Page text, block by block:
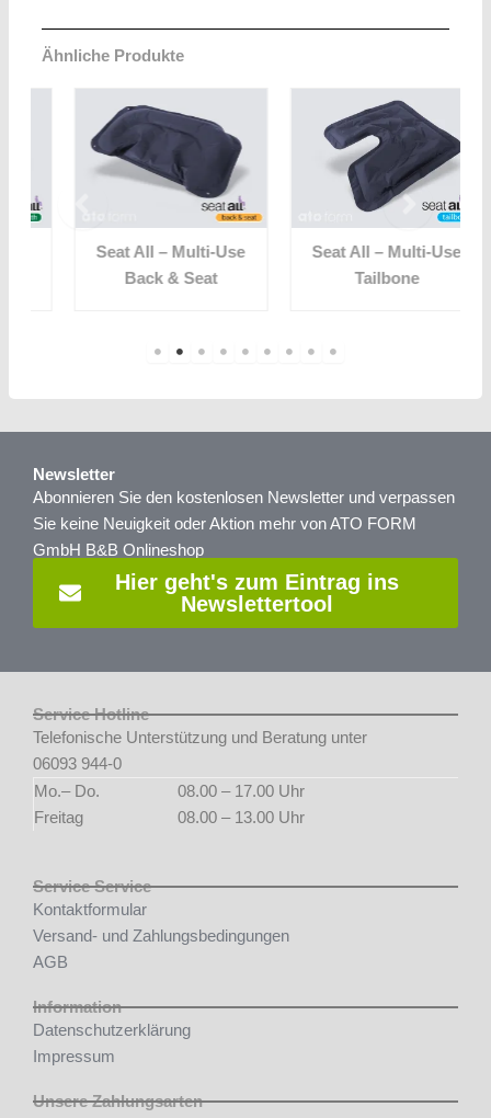
Ähnliche Produkte
Seat All – Multi-Use
Back & Seat
Seat All – Multi-Use
Tailbone
Newsletter
Abonnieren Sie den kostenlosen Newsletter und verpassen
Sie keine Neuigkeit oder Aktion mehr von ATO FORM
GmbH B&B Onlineshop
Hier geht's zum Eintrag ins
Newslettertool
Service Hotline
Telefonische Unterstützung und Beratung unter
06093 944-0
Mo.– Do.
08.00 – 17.00 Uhr
Freitag
08.00 – 13.00 Uhr
Service Service
Kontaktformular
Versand- und Zahlungsbedingungen
AGB
Information
Datenschutzerklärung
Impressum
Unsere Zahlungsarten